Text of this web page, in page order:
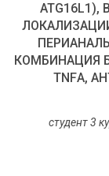
КОМБИНАЦИЯ
TNFΑ,
студент 3